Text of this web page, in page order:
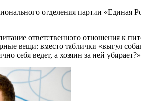
отделения партии
ответственного отношения к
вещи: вместо таблички «выгул
себя ведет, а хозяин за ней убирает?»